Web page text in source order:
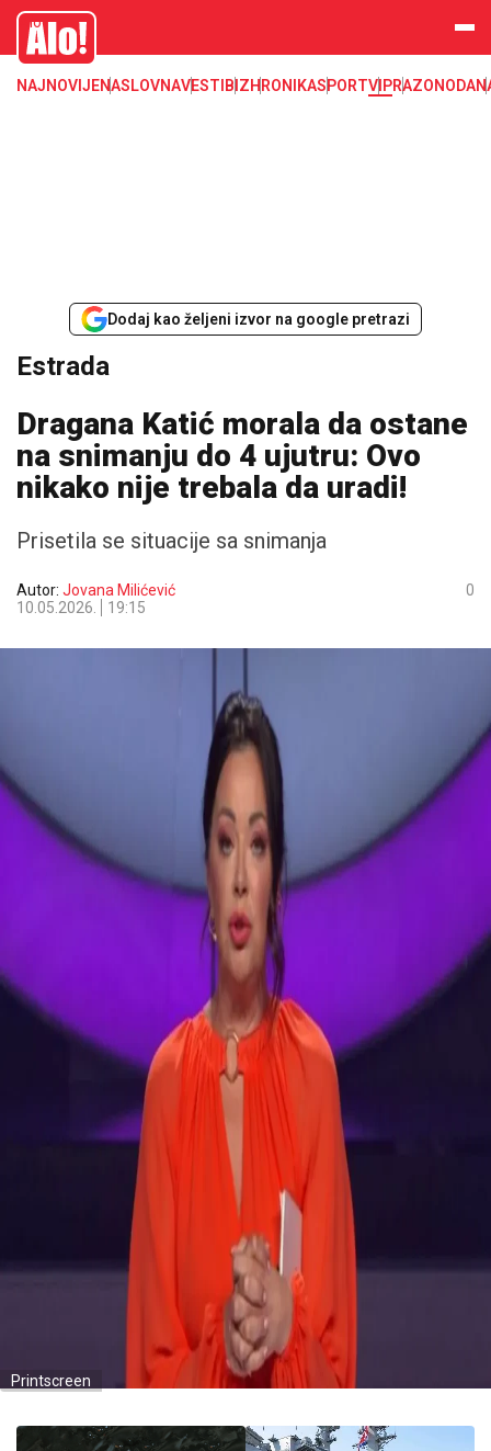
Estrada, poznati, VIP
Alo
NAJNOVIJENASLOVNAVESTI BIZHRONIKASPORTVIPRAZONODA
Dodaj kao željeni izvor na google pretrazi
Estrada
Dragana Katić morala da ostane
na snimanju do 4 ujutru: Ovo
nikako nije trebala da uradi!
Prisetila se situacije sa snimanja
Autor: Jovana Milićević
10.05.2026.
19:15
0
Printscreen